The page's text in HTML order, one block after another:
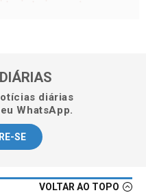
diárias
WhatsApp.
SE
VOLTAR AO TOPO